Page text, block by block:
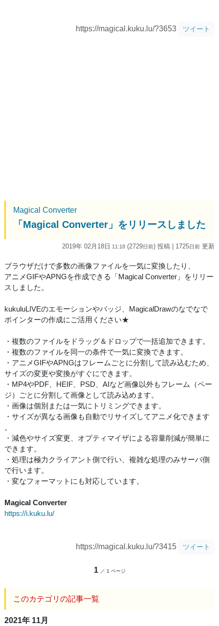
https://magical.kuku.lu/?3653 ツイート
Magical Converter
「Magical Converter」をリリースしました
2019年 02月18日 11:18 (2729日前) 投稿 | 1725日前 更新
ブラウザだけで多数の画像ファイルを一気に変換したり、
アニメGIFやAPNGを作成できる「Magical Converter」をリリー
スしました。
kukuluLIVEのエモーションやバッジ、MagicalDrawのなでなで
ポインターの作成にご活用ください★
・複数のファイルをドラッグ＆ドロップで一括追加できます。
・複数のファイルを同一の条件で一気に変換できます。
・アニメGIFやAPNGはフレームごとに分割して読み込むため、
サイズの変更や変換がすぐにできます。
・MP4やPDF、HEIF、PSD、AIなど画像以外もフレーム（ペー
ジ）ごとに分割して画像として読み込めます。
・画像は個別または一気にトリミングできます。
・サイズが異なる画像も自動でリサイズしてアニメ化できます
。
・減色やサイズ変更、オプティマイザによる容量削減が簡単に
できます。
・処理は極力クライアント側で行い、複雑な処理のみサーバ側
で行います。
・変なフォーマットにも対応しています。
Magical Converter
https://i.kuku.lu/
https://magical.kuku.lu/?3415 ツイート
1 ／ 1 ページ
このカテゴリの記事一覧
2021年 11月